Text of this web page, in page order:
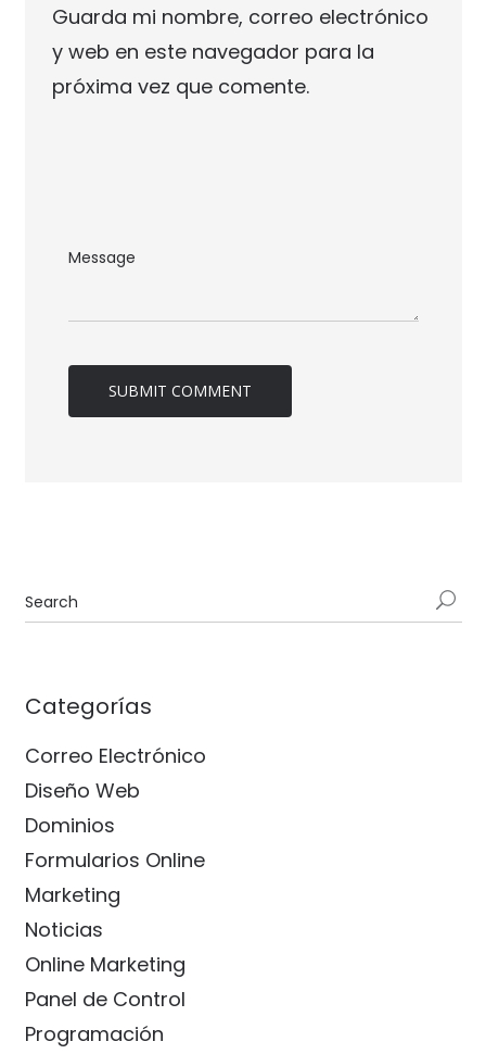
Guarda mi nombre, correo electrónico
y web en este navegador para la
próxima vez que comente.
Categorías
Correo Electrónico
Diseño Web
Dominios
Formularios Online
Marketing
Noticias
Online Marketing
Panel de Control
Programación